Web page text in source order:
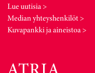
Lue uutisia >
Median yhteyshenkilöt >
Kuvapankki ja aineistoa >